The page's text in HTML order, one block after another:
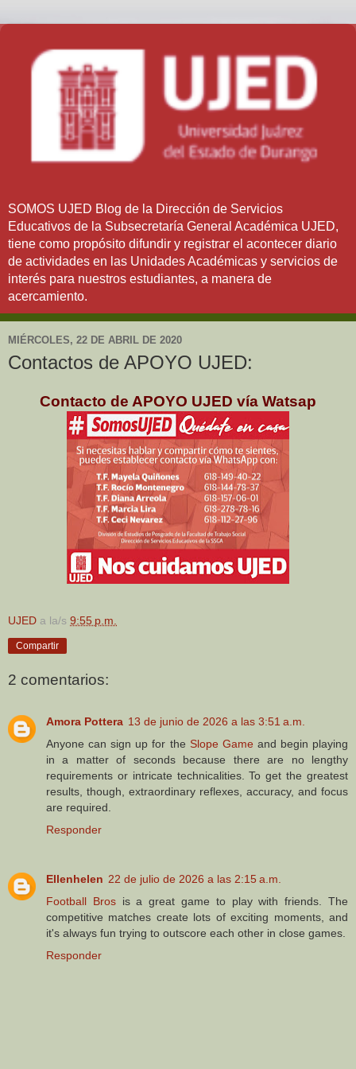
SOMOS UJED Blog de la Dirección de Servicios
Educativos de la Subsecretaría General Académica UJED,
tiene como propósito difundir y registrar el acontecer diario
de actividades en las Unidades Académicas y servicios de
interés para nuestros estudiantes, a manera de
acercamiento.
MIÉRCOLES, 22 DE ABRIL DE 2020
Contactos de APOYO UJED:
Contacto de APOYO UJED vía Watsap
UJED a la/s 9:55 p.m.
Compartir
2 comentarios:
Amora Pottera 13 de junio de 2026 a las 3:51 a.m.
Anyone can sign up for the Slope Game and begin playing
in a matter of seconds because there are no lengthy
requirements or intricate technicalities. To get the greatest
results, though, extraordinary reflexes, accuracy, and focus
are required.
Responder
Ellenhelen 22 de julio de 2026 a las 2:15 a.m.
Football Brosis a great game to play with friends. The
competitive matches create lots of exciting moments, and
it's always fun trying to outscore each other in close games.
Responder